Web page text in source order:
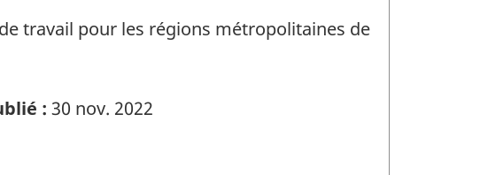
travail pour les régions métropolitaines de
: 30 nov. 2022